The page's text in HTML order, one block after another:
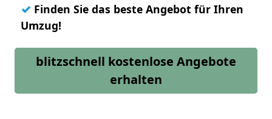
✓ Finden Sie das beste Angebot für Ihren
Umzug!
blitzschnell kostenlose Angebote
erhalten